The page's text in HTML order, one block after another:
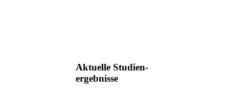
Aktuelle Studien-
ergebnisse